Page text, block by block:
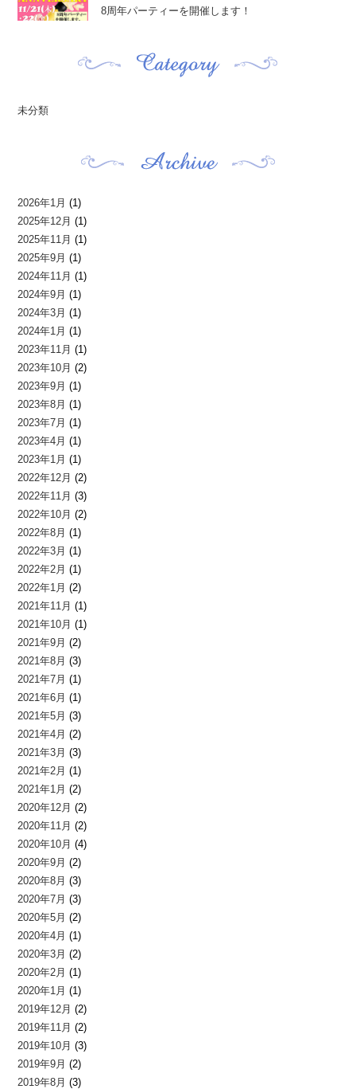
8周年パーティーを開催します！
未分類
2026年1月 (1)
2025年12月 (1)
2025年11月 (1)
2025年9月 (1)
2024年11月 (1)
2024年9月 (1)
2024年3月 (1)
2024年1月 (1)
2023年11月 (1)
2023年10月 (2)
2023年9月 (1)
2023年8月 (1)
2023年7月 (1)
2023年4月 (1)
2023年1月 (1)
2022年12月 (2)
2022年11月 (3)
2022年10月 (2)
2022年8月 (1)
2022年3月 (1)
2022年2月 (1)
2022年1月 (2)
2021年11月 (1)
2021年10月 (1)
2021年9月 (2)
2021年8月 (3)
2021年7月 (1)
2021年6月 (1)
2021年5月 (3)
2021年4月 (2)
2021年3月 (3)
2021年2月 (1)
2021年1月 (2)
2020年12月 (2)
2020年11月 (2)
2020年10月 (4)
2020年9月 (2)
2020年8月 (3)
2020年7月 (3)
2020年5月 (2)
2020年4月 (1)
2020年3月 (2)
2020年2月 (1)
2020年1月 (1)
2019年12月 (2)
2019年11月 (2)
2019年10月 (3)
2019年9月 (2)
2019年8月 (3)